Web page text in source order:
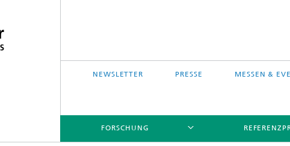
NEWSLETTER PRESSE MESSEN &
FORSCHUNG